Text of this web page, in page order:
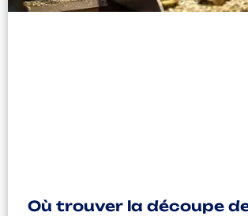
Où trouver la découpe